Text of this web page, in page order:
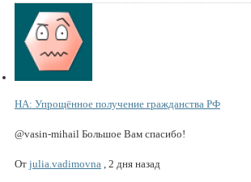
НА: Упрощённое получение гражданства РФ
@vasin-mihail Большое Вам спасибо!
От julia.vadimovna 2 дня назад